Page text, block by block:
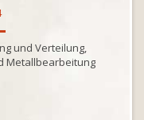
und Verteilung,
Metallbearbeitung